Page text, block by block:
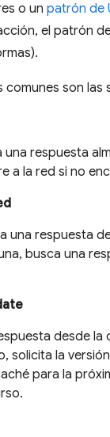
o un patrón de
el patrón
comunes son las
una respuesta
a la red si no
una respuesta
busca una
desde la
solicita la
para la